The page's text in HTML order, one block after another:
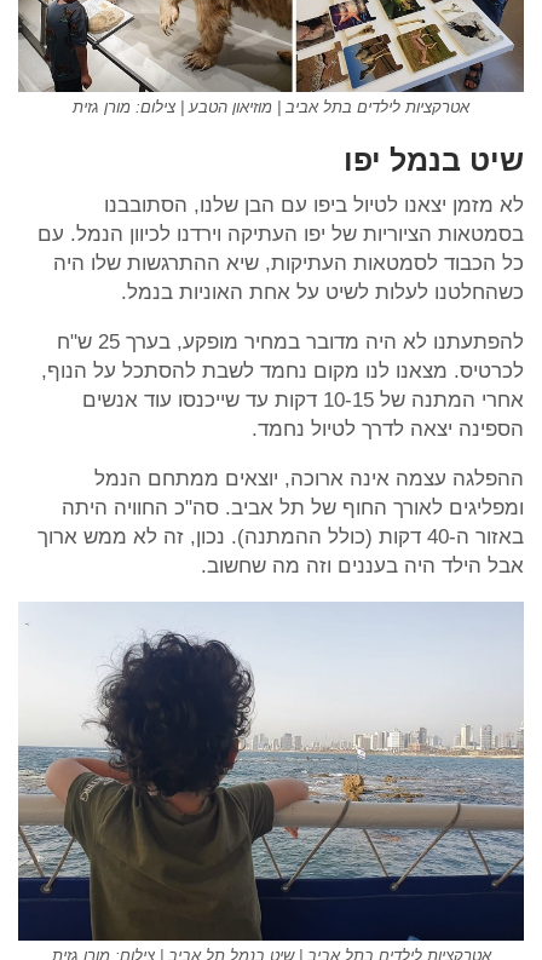
אטרקציות לילדים בתל אביב | מוזיאון הטבע | צילום: מורן גזית
שיט בנמל יפו
לא מזמן יצאנו לטיול ביפו עם הבן שלנו, הסתובבנו
בסמטאות הציוריות של יפו העתיקה וירדנו לכיוון הנמל. עם
כל הכבוד לסמטאות העתיקות, שיא ההתרגשות שלו היה
כשהחלטנו לעלות לשיט על אחת האוניות בנמל.
להפתעתנו לא היה מדובר במחיר מופקע, בערך 25 ש"ח
לכרטיס. מצאנו לנו מקום נחמד לשבת להסתכל על הנוף,
אחרי המתנה של 10-15 דקות עד שייכנסו עוד אנשים
הספינה יצאה לדרך לטיול נחמד.
ההפלגה עצמה אינה ארוכה, יוצאים ממתחם הנמל
ומפליגים לאורך החוף של תל אביב. סה"כ החוויה היתה
באזור ה-40 דקות (כולל ההמתנה). נכון, זה לא ממש ארוך
אבל הילד היה בעננים וזה מה שחשוב.
אטרקציות לילדים בתל אביב | שיט בנמל תל אביב | צילום: מורן גזית